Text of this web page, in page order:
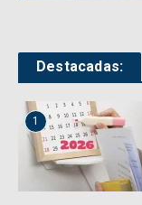
Destacadas:
1